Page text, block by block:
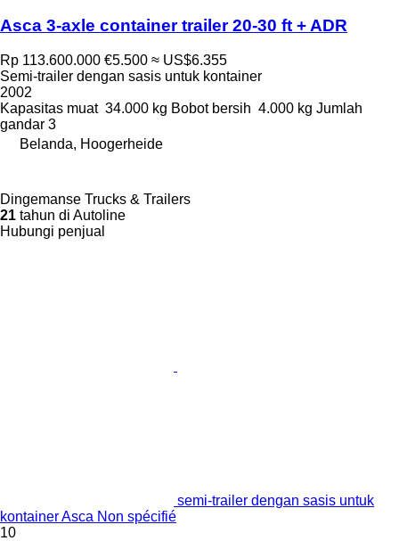
Asca 3-axle container trailer 20-30 ft + ADR
Rp 113.600.000 €5.500 ≈ US$6.355
Semi-trailer dengan sasis untuk kontainer
2002
Kapasitas muat 34.000 kg Bobot bersih 4.000 kg Jumlah
gandar 3
Belanda, Hoogerheide
Dingemanse Trucks & Trailers
21 tahun di Autoline
Hubungi penjual
semi-trailer dengan sasis untuk
kontainer Asca Non spécifié
10